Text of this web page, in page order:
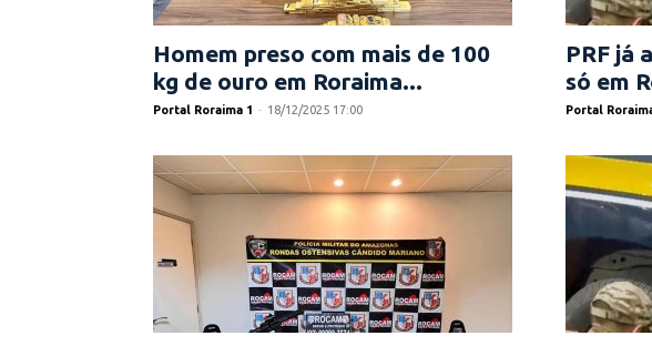
Homem preso com mais de 100
kg de ouro em Roraima...
Portal Roraima 1 - 18/12/2025 17:00
PRF já
só em
Portal